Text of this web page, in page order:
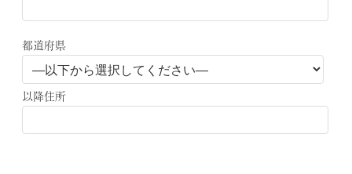
都道府県
以降住所